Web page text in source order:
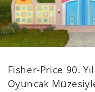
Fisher-Price 90.
Oyuncak